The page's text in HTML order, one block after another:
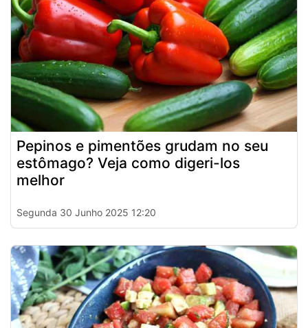
Pepinos e pimentões grudam no seu
estômago? Veja como digeri-los
melhor
Segunda 30 Junho 2025 12:20